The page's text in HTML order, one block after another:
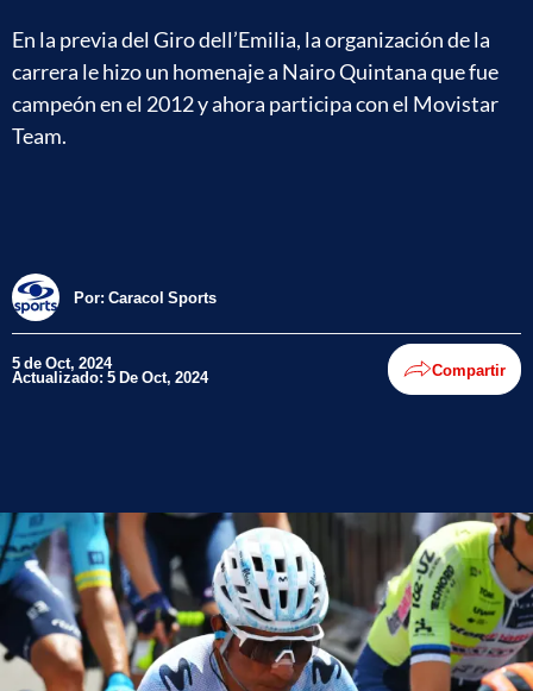
En la previa del Giro dell’Emilia, la organización de la
carrera le hizo un homenaje a Nairo Quintana que fue
campeón en el 2012 y ahora participa con el Movistar
Team.
Por: Caracol Sports
5 de Oct, 2024
Actualizado: 5 De Oct, 2024 Compartir